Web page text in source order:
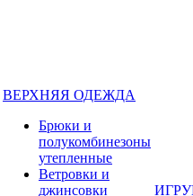
ВЕРХНЯЯ ОДЕЖДА
Брюки и
полукомбинезоны
утепленные
Ветровки и
джинсовки